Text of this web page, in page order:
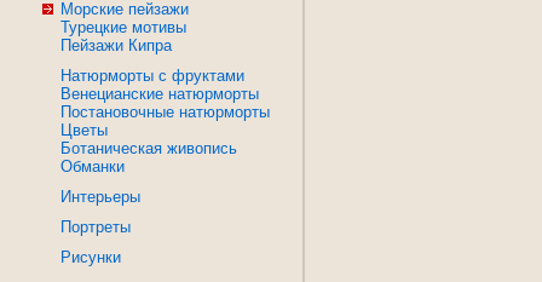
Морские пейзажи
Турецкие мотивы
Пейзажи Кипра
Натюрморты с фруктами
Венецианские натюрморты
Постановочные натюрморты
Цветы
Ботаническая живопись
Обманки
Интерьеры
Портреты
Рисунки